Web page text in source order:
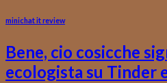
minichat it review
Bene, cio cosicche
ecologista su Tinder